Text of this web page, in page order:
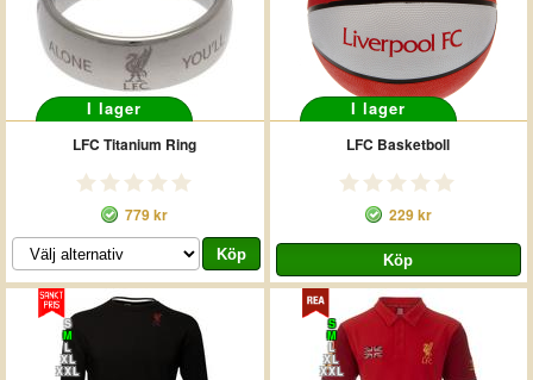
I lager
LFC Titanium Ring
779 kr
I lager
LFC Basketboll
229 kr
S
M
L
XL
XXL
S
M
L
XL
XXL